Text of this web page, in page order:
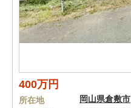
400万円
所在地 岡山県倉敷市